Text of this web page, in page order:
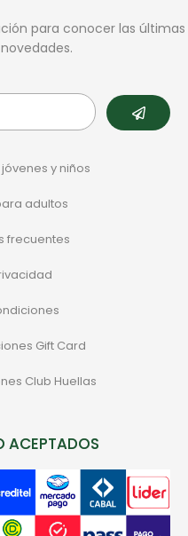
para conocer las últimas
y niños
adultos
frecuentes
Gift Card
Club Huellas
ACEPTADOS